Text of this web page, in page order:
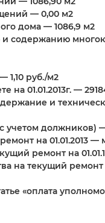
— 0,00 м2
дома — 1086,9 м2
содержанию
1,10 руб./м2
на 01.01.2013г. —
и
должников)
на 01.01.2013 —
ремонт на
на текущий ремонт
«оплата